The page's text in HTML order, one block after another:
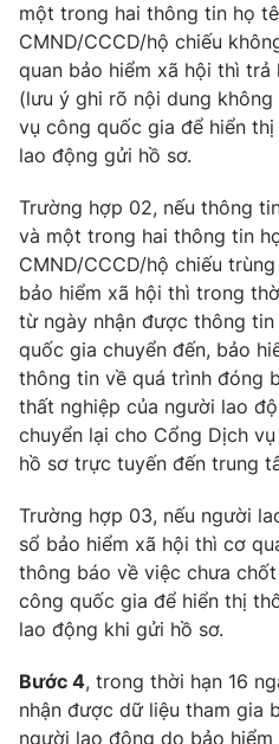
Thị trường 24h
VTV4
Liên hệ tòa soạn
THỜI BÁO VTV
Theo dõi báo trên
Cơ quan chủ quản:Đài Truyền
Cơ quan báo chí: Thời báo VTV
Giấy phép hoạt động báo in và
cấp ngày 29/12/2023
Tổng Biên tập:Vũ Thanh Thủy
Phó Tổng Biên tập:Nguyễn Thị
Nguyễn Trọng Ninh
một trong hai thông tin họ
CMND/CCCD/hộ chiếu
quan bảo hiểm xã hội thì
(lưu ý ghi rõ nội dung
vụ công quốc gia để hiển
lao động gửi hồ sơ.
Trường hợp 02, nếu thông
và một trong hai thông tin
CMND/CCCD/hộ chiếu
bảo hiểm xã hội thì trong
từ ngày nhận được thông
quốc gia chuyển đến, bảo
thông tin về quá trình đóng
thất nghiệp của người lao
chuyển lại cho Cổng Dịch
hồ sơ trực tuyến đến trung
Trường hợp 03, nếu người
sổ bảo hiểm xã hội thì cơ
thông báo về việc chưa
công quốc gia để hiển thị
lao động khi gửi hồ sơ.
Bước 4, trong thời hạn 16
nhận được dữ liệu tham gia
người lao động do bảo